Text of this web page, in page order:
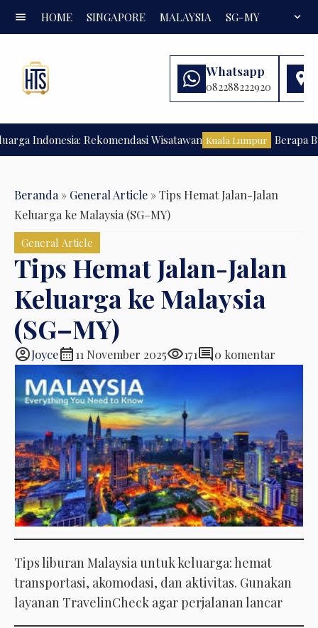
menu HOME SINGAPORE MALAYSIA SG-MY FAQexpand_more
Whatsapp
082288222920
Indonesia: Rekomendasi Wisatawan Kuala Lumpur Berapa
Beranda » General Article »Tips Hemat Jalan-Jalan
Keluarga ke Malaysia (SG–MY)
General Article
Tips Hemat Jalan-Jalan
Keluarga ke Malaysia
(SG–MY)
account_circleJoycecalendar_month11 November 2025visibility171comment0 komentar
Tips liburan Malaysia untuk keluarga: hemat
transportasi, akomodasi, dan aktivitas. Gunakan
layanan TravelinCheck agar perjalanan lancar